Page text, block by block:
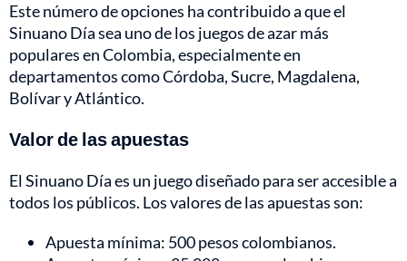
Este número de opciones ha contribuido a que el
Sinuano Día sea uno de los juegos de azar más
populares en Colombia, especialmente en
departamentos como Córdoba, Sucre, Magdalena,
Bolívar y Atlántico.
Valor de las apuestas
El Sinuano Día es un juego diseñado para ser accesible a
todos los públicos. Los valores de las apuestas son:
Apuesta mínima: 500 pesos colombianos.